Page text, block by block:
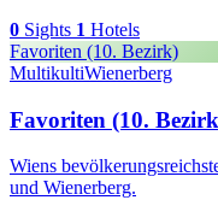
0 Sights 1 Hotels
Favoriten (10. Bezirk)
MultikultiWienerberg
Favoriten (10.
Wiens
und Wienerberg.